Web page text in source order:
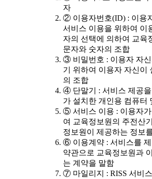
자
② 이용자번호(ID) : 이용
서비스 이용을 위하여 이
자의 선택에 의하여 교육
문자와 숫자의 조합
③ 비밀번호 : 이용자 자
기 위하여 이용자 자신이
의 조합
④ 단말기 : 서비스 제공
가 설치한 개인용 컴퓨터
⑤ 서비스 이용 : 이용자
여 교육정보원의 주전산
정보원이 제공하는 정보
⑥ 이용계약 : 서비스를 제
약관으로 교육정보원과
는 계약을 말함
⑦ 마일리지 : RISS 서비